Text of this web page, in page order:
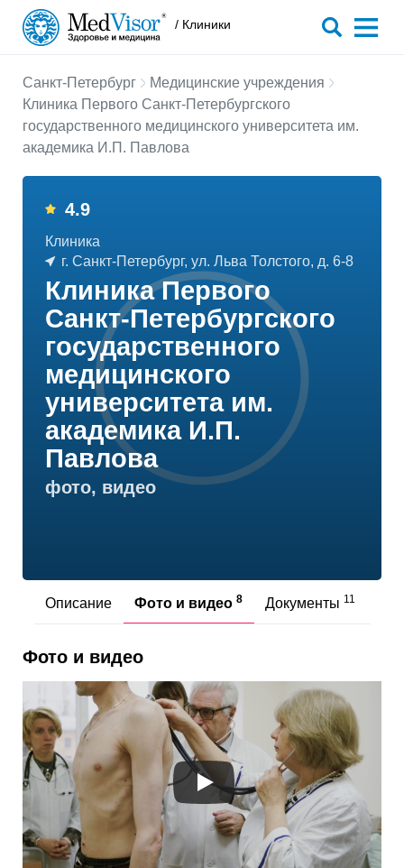
/ Клиники
Санкт-Петербург
Медицинские учреждения
Клиника Первого Санкт-Петербургского
государственного медицинского университета им.
академика И.П. Павлова
4.9
Клиника
г. Санкт-Петербург, ул. Льва Толстого, д. 6-8
Клиника Первого
Санкт-Петербургского
государственного
медицинского
университета им.
академика И.П.
Павлова
фото, видео
Описание Фото и видео 8 Документы 11
Фото и видео